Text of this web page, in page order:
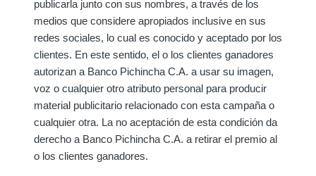
publicarla junto con sus nombres, a través de los
medios que considere apropiados inclusive en sus
redes sociales, lo cual es conocido y aceptado por los
clientes. En este sentido, el o los clientes ganadores
autorizan a Banco Pichincha C.A. a usar su imagen,
voz o cualquier otro atributo personal para producir
material publicitario relacionado con esta campaña o
cualquier otra. La no aceptación de esta condición da
derecho a Banco Pichincha C.A. a retirar el premio al
o los clientes ganadores.